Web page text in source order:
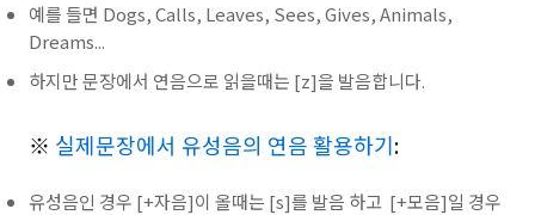
예를 들면 Dogs, Calls, Leaves, Sees, Gives, Animals,
Dreams...
하지만 문장에서 연음으로 읽을때는 [z]을 발음합니다.
※ 실제문장에서 유성음의 연음 활용하기:
유성음인 경우 [+자음]이 올때는 [s]를 발음 하고 [+모음]일 경우